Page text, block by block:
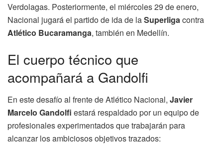
Verdolagas. Posteriormente, el miércoles 29 de enero,
Nacional jugará el partido de ida de laSuperligacontra
Atlético Bucaramanga, también en Medellín.
El cuerpo técnico que
acompañará a Gandolfi
En este desafío al frente de Atlético Nacional, Javier
Marcelo Gandolfi estará respaldado por un equipo de
profesionales experimentados que trabajarán para
alcanzar los ambiciosos objetivos trazados: